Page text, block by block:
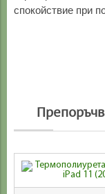
спокойствие при